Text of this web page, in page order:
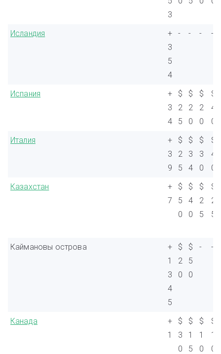
3
Исландия
+
3
5
4
- - - -
Испания
+
3
4
$
2
5
$
2
0
$
2
0
$
4
0
Италия
+
3
9
$
2
5
$
3
4
$
3
0
$
4
0
Казахстан
+
7
$
5
0
$
4
0
$
2
5
$
2
5
Каймановы острова
+
1
3
4
5
$
2
0
$
5
0
- -
Канада
+
1
$
3
0
$
1
5
$
1
0
$
1
0